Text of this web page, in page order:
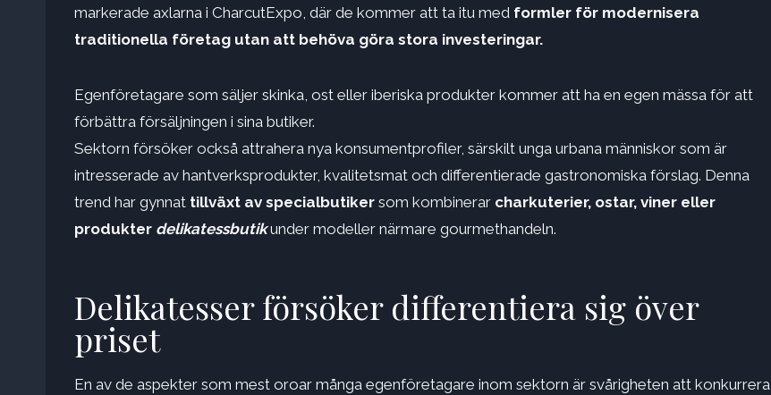
markerade axlarna i CharcutExpo, där de kommer att ta itu med formler för modernisera
traditionella företag utan att behöva göra stora investeringar.
Egenföretagare som säljer skinka, ost eller iberiska produkter kommer att ha en egen mässa för att
förbättra försäljningen i sina butiker.
Sektorn försöker också attrahera nya konsumentprofiler, särskilt unga urbana människor som är
intresserade av hantverksprodukter, kvalitetsmat och differentierade gastronomiska förslag. Denna
trend har gynnat tillväxt av specialbutiker som kombinerar charkuterier, ostar, viner eller
produkter delikatessbutikunder modeller närmare gourmethandeln.
Delikatesser försöker differentiera sig över
priset
En av de aspekter som mest oroar många egenföretagare inom sektorn är svårigheten att konkurrera